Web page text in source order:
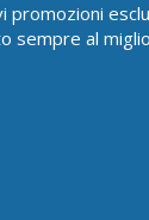
sempre al